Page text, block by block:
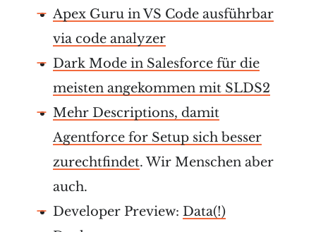
Apex Guru in VS Code ausführbar
via code analyzer
Dark Mode in Salesforce für die
meisten angekommen mit SLDS2
Mehr Descriptions, damit
Agentforce for Setup sich besser
zurechtfindet. Wir Menschen aber
auch.
Developer Preview: Data(!)